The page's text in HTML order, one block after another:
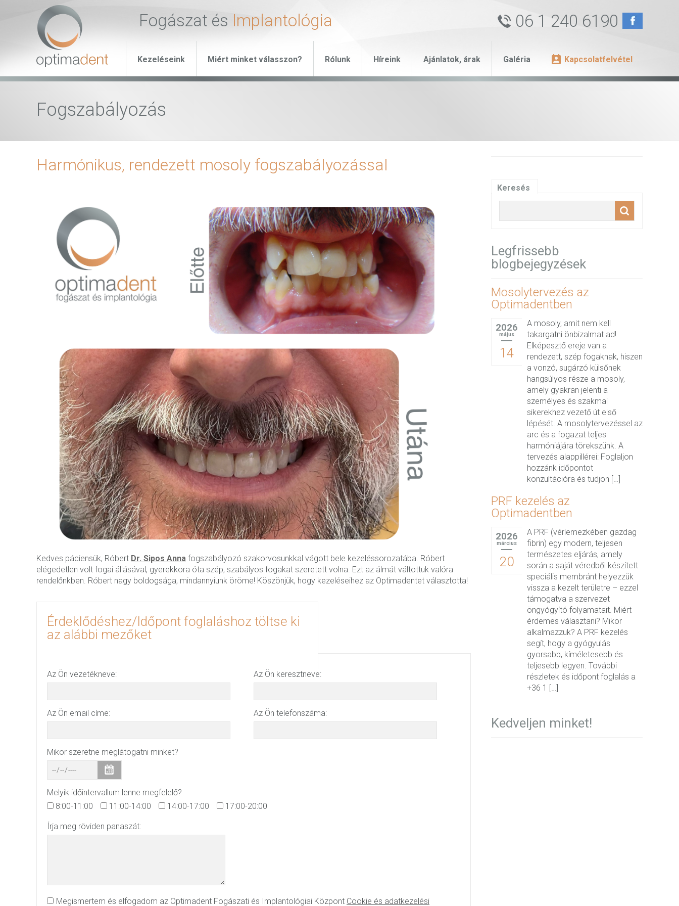
Fogászat és Implantológia 06 1 240 6190
Kezeléseink Miért minket válasszon? Rólunk Híreink Ajánlatok, árak Galéria Kapcsolatfelvétel
Fogszabályozás
Harmónikus, rendezett mosoly fogszabályozással
Kedves páciensük, Róbert Dr. Sipos Anna fogszabályozó szakorvosunkkal vágott bele kezeléssorozatába. Róbert
elégedetlen volt fogai állásával, gyerekkora óta szép, szabályos fogakat szeretett volna. Ezt az álmát váltottuk valóra
rendelőnkben. Róbert nagy boldogsága, mindannyiunk öröme! Köszönjük, hogy kezeléseihez az Optimadentet választotta!
Érdeklődéshez/Időpont foglaláshoz töltse ki
az alábbi mezőket
Az Ön vezetékneve: Az Ön keresztneve:
Az Ön email címe: Az Ön telefonszáma:
Mikor szeretne meglátogatni minket?
Melyik időintervallum lenne megfelelő?
8:00-11:00
11:00-14:00 14:00-17:00 17:00-20:00
Írja meg röviden panaszát:
Megismertem és elfogadom az Optimadent Fogászati és Implantológiai Központ Cookie és adatkezelési
Keresés
Legfrissebb
blogbejegyzések
Mosolytervezés az
Optimadentben
2026
május
14
A mosoly, amit nem kell
takargatni önbizalmat ad!
Elképesztő ereje van a
rendezett, szép fogaknak, hiszen
a vonzó, sugárzó külsőnek
hangsúlyos része a mosoly,
amely gyakran jelenti a
személyes és szakmai
sikerekhez vezető út első
lépését. A mosolytervezéssel az
arc és a fogazat teljes
harmóniájára törekszünk. A
tervezés alappillérei: Foglaljon
hozzánk időpontot
konzultációra és tudjon […]
PRF kezelés az
Optimadentben
2026
március
20
A PRF (vérlemezkében gazdag
fibrin) egy modern, teljesen
természetes eljárás, amely
során a saját véredből készített
speciális membránt helyezzük
vissza a kezelt területre – ezzel
támogatva a szervezet
öngyógyító folyamatait. Miért
érdemes választani? Mikor
alkalmazzuk? A PRF kezelés
segít, hogy a gyógyulás
gyorsabb, kíméletesebb és
teljesebb legyen. További
részletek és időpont foglalás a
+36 1 […]
Kedveljen minket!